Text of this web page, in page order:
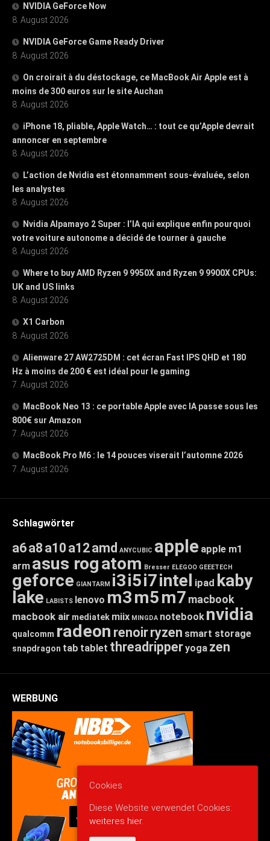
NVIDIA GeForce Now
8. August 2026
NVIDIA GeForce Game Ready Driver
8. August 2026
On croirait à du déstockage, ce MacBook Air Apple est à
moins de 300 euros sur le site Auchan
8. August 2026
iPhone 18, pliable, Apple Watch… : tout ce qu’Apple devrait
annoncer en septembre
8. August 2026
L’action de Nvidia est étonnamment sous-évaluée, selon
les analystes
8. August 2026
Nvidia Alpamayo 2 Super : l’IA qui explique enfin pourquoi
votre voiture autonome a décidé de tourner à gauche
8. August 2026
Where to buy AMD Ryzen 9 9950X and Ryzen 9 9900X CPUs:
UK and US links
8. August 2026
X1 Carbon
8. August 2026
Alienware 27 AW2725DM : cet écran Fast IPS QHD et 180
Hz à moins de 200 € est idéal pour le gaming
7. August 2026
MacBook Neo 13 : ce portable Apple avec IA passe sous les
800€ sur Amazon
7. August 2026
MacBook Pro M6 : le 14 pouces viserait l’automne 2026
7. August 2026
Schlagwörter
a6a8 a10 a12amd ANYCUBIC apple apple m1
arm asus rogatom Bresser ELEGOO GEEETECH
geforce GIANTARM i3i5i7intel ipad kaby
lake LABISTS lenovo m3m5m7 macbook
macbook air mediatek miix MINGDA notebook nvidia
qualcomm radeon renoirryzen smart storage
snapdragon tab tablet threadripperyoga zen
WERBUNG
Cookies
Diese Website verwendet Cookies:
weiteres hier.